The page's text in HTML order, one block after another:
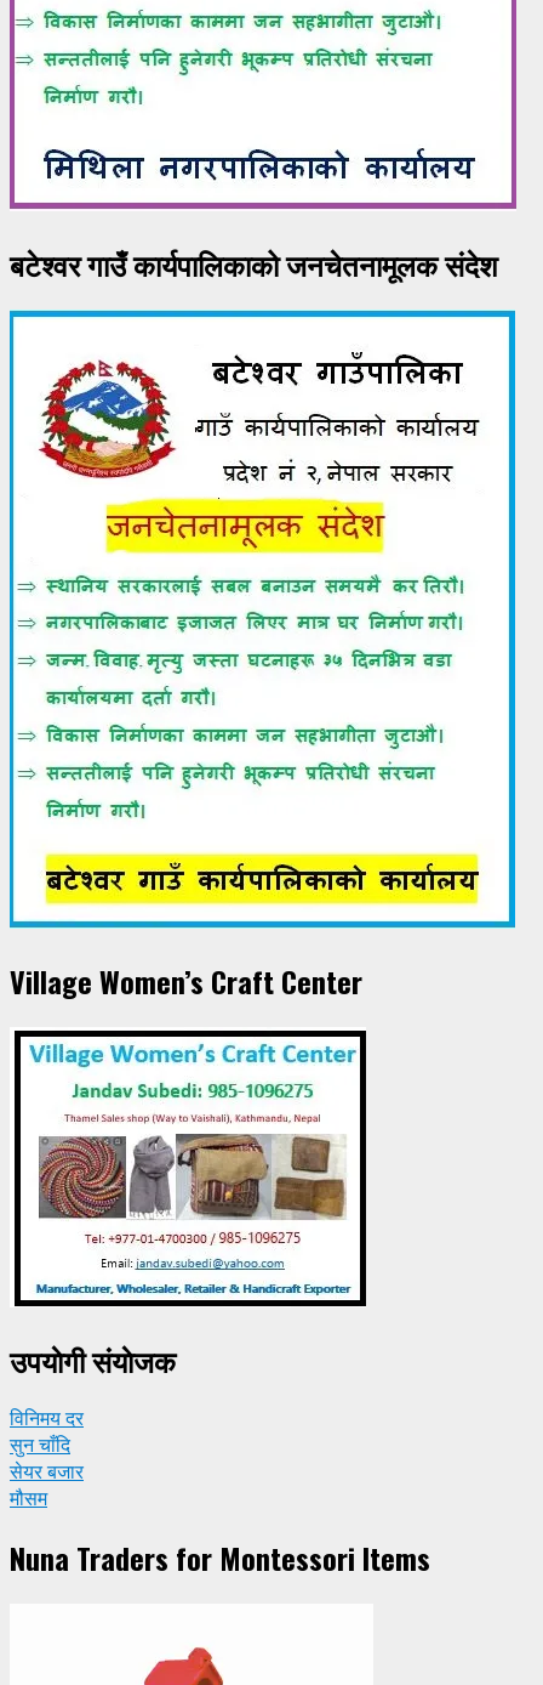
बटेश्वर गाउँ कार्यपालिकाको जनचेतनामूलक संदेश
Village Women’s Craft Center
उपयाेगी संयाेजक
विनिमय दर
सुन चाँदि
सेयर बजार
मौसम
Nuna Traders for Montessori Items